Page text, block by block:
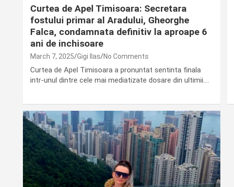
Curtea de Apel Timisoara: Secretara
fostului primar al Aradului, Gheorghe
Falca, condamnata definitiv la aproape 6
ani de inchisoare
March 7, 2025 Gigi Ilas No Comments
Curtea de Apel Timisoara a pronuntat sentinta finala
intr-unul dintre cele mai mediatizate dosare din ultimii.…